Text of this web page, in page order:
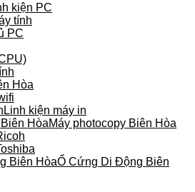
kiện PC
tính
PC
Hòa
Linh kiện máy in
Máy photocopy Biên Hòa
Ổ Cứng Di Động Biên